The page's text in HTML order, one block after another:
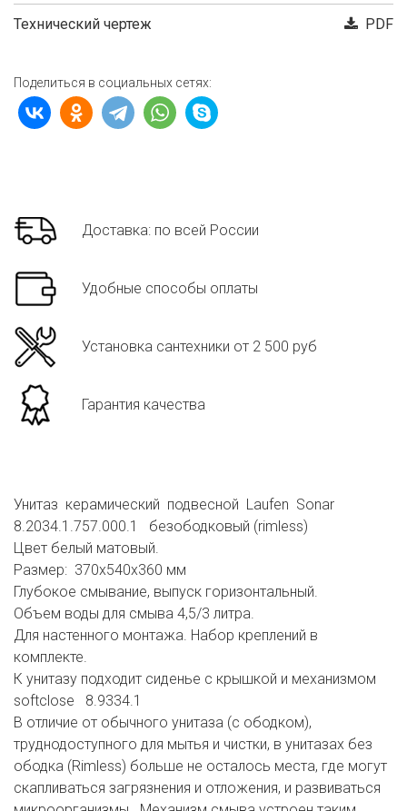
Технический чертеж PDF
Поделиться в социальных сетях:
Доставка: по всей России
Удобные способы оплаты
Установка сантехники от 2 500 руб
Гарантия качества
Унитаз керамический подвесной Laufen Sonar
8.2034.1.757.000.1 безободковый (rimless)
Цвет белый матовый.
Размер: 370х540х360 мм
Глубокое смывание, выпуск горизонтальный.
Объем воды для смыва 4,5/3 литра.
Для настенного монтажа. Набор креплений в
комплекте.
К унитазу подходит сиденье с крышкой и механизмом
softclose 8.9334.1
В отличие от обычного унитаза (с ободком),
труднодоступного для мытья и чистки, в унитазах без
ободка (Rimless) больше не осталось места, где могут
скапливаться загрязнения и отложения, и развиваться